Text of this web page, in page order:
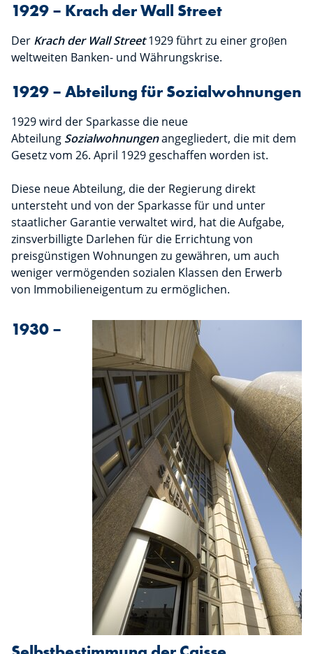
1929 – Krach der Wall Street
Der Krach der Wall Street1929 führt zu einer groβen
weltweiten Banken- und Währungskrise.
1929 – Abteilung für Sozialwohnungen
1929 wird der Sparkasse die neue
Abteilung Sozialwohnungenangegliedert, die mit dem
Gesetz vom 26. April 1929 geschaffen worden ist.
Diese neue Abteilung, die der Regierung direkt
untersteht und von der Sparkasse für und unter
staatlicher Garantie verwaltet wird, hat die Aufgabe,
zinsverbilligte Darlehen für die Errichtung von
preisgünstigen Wohnungen zu gewähren, um auch
weniger vermögenden sozialen Klassen den Erwerb
von Immobilieneigentum zu ermöglichen.
1930 –